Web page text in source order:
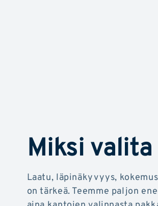
Miksi
Laatu, läpinäkyvyys,
on tärkeä. Teemme paljon